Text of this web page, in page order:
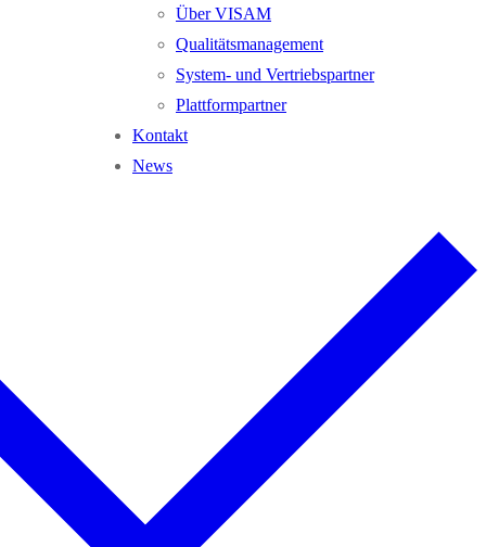
Über VISAM
Qualitätsmanagement
System- und Vertriebspartner
Plattformpartner
Kontakt
News